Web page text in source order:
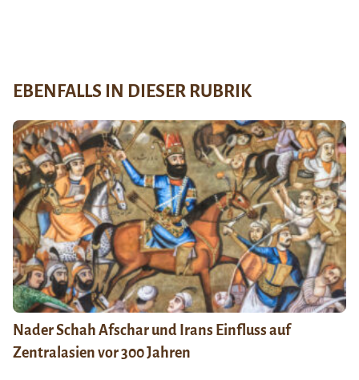
EBENFALLS IN DIESER RUBRIK
Nader Schah Afschar und Irans Einfluss auf
Zentralasien vor 300 Jahren